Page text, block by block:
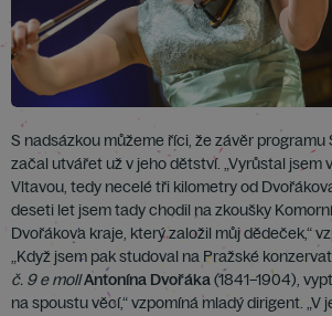
S nadsázkou můžeme říci, že závěr
začal utvářet už v jeho dětství. „Vyrůstal jsem
Vltavou, tedy necelé tři kilometry od
deseti let jsem tady chodil na zkoušky
Dvořákova kraje, který založil můj dědeček,“
„Když jsem pak studoval na Pražské
č. 9 e mollAntonína Dvořáka(1841–1904),
na spoustu věcí,“ vzpomíná mladý dirigent. „V